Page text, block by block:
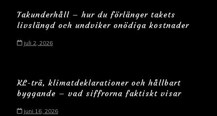
Takunderhåll – hur du förlänger takets
livslängd och undviker onödiga kostnader
juli 2, 2026
KL-trä, klimatdeklarationer och hållbart
byggande – vad siffrorna faktiskt visar
juni 16, 2026